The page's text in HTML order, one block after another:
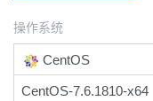
操作系统
CentOS
CentOS-7.6.1810-x64